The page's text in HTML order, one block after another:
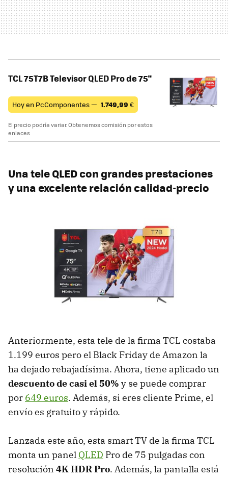
TCL 75T7B Televisor QLED Pro de 75"
Hoy en PcComponentes — 1.749,99 €
El precio podría variar. Obtenemos comisión por estos
enlaces
Una tele QLED con grandes prestaciones
y una excelente relación calidad-precio
Anteriormente, esta tele de la firma TCL costaba
1.199 euros pero el Black Friday de Amazon la
ha dejado rebajadísima. Ahora, tiene aplicado un
descuento de casi el 50% y se puede comprar
por 649 euros. Además, si eres cliente Prime, el
envío es gratuito y rápido.
Lanzada este año, esta smart TV de la firma TCL
monta un panel QLED Pro de 75 pulgadas con
resolución 4K HDR Pro. Además, la pantalla está